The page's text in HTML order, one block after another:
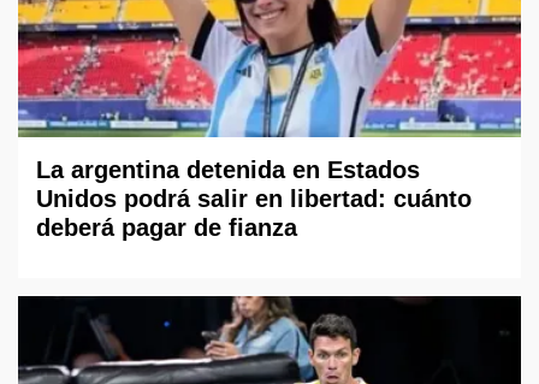
La argentina detenida en Estados
Unidos podrá salir en libertad: cuánto
deberá pagar de fianza